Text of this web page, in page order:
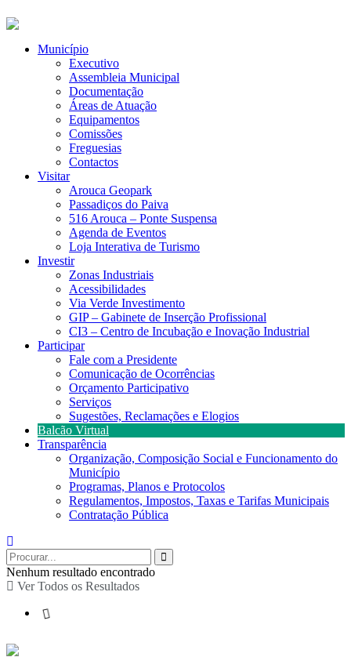
Município
Executivo
Assembleia Municipal
Documentação
Áreas de Atuação
Equipamentos
Comissões
Freguesias
Contactos
Visitar
Arouca Geopark
Passadiços do Paiva
516 Arouca – Ponte Suspensa
Agenda de Eventos
Loja Interativa de Turismo
Investir
Zonas Industriais
Acessibilidades
Via Verde Investimento
GIP – Gabinete de Inserção Profissional
CI3 – Centro de Incubação e Inovação Industrial
Participar
Fale com a Presidente
Comunicação de Ocorrências
Orçamento Participativo
Serviços
Sugestões, Reclamações e Elogios
Balcão Virtual
Transparência
Organização, Composição Social e Funcionamento do
Município
Programas, Planos e Protocolos
Regulamentos, Impostos, Taxas e Tarifas Municipais
Contratação Pública
Nenhum resultado encontrado
Ver Todos os Resultados